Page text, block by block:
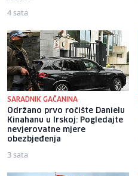
4 sata
SARADNIK GAČANINA
Održano prvo ročište Danielu
Kinahanu u Irskoj: Pogledajte
nevjerovatne mjere
obezbjeđenja
3 sata